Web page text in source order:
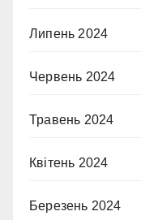
Липень 2024
Червень 2024
Травень 2024
Квітень 2024
Березень 2024